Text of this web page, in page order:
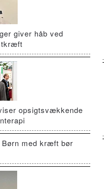
giver håb ved
opsigtsvækkende
Børn med kræft bør